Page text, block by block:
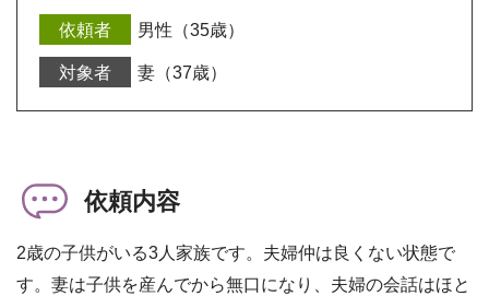
男性（35歳）
妻（37歳）
依頼内容
2歳の子供がいる3人家族です。夫婦仲は良くない状態で
す。妻は子供を産んでから無口になり、夫婦の会話はほと